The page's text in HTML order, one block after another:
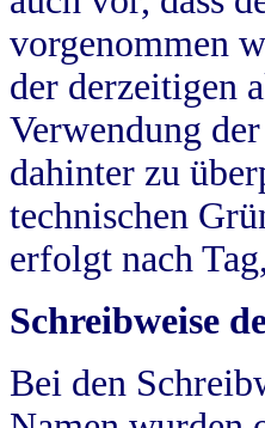
vorgenommen
der derzeitigen
Verwendung
dahinter zu
technischen
erfolgt nach
Schreibweise
Bei den